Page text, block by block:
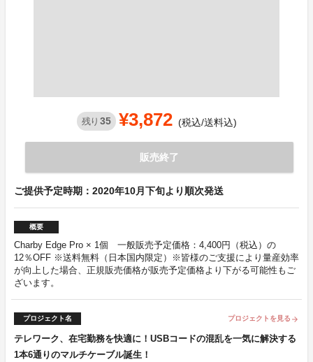
残り 35 ¥3,872 (税込/送料込)
販売終了
ご提供予定時期：2020年10月下旬より順次発送
概要
Charby Edge Pro × 1個 一般販売予定価格：4,400円（税込）の
12％OFF ※送料無料（日本国内限定）※皆様のご支援により量産効率
が向上した場合、正規販売価格が販売予定価格より下がる可能性もご
ざいます。
プロジェクト名 プロジェクトを見る arrow_forward
テレワーク、在宅勤務を快適に！USBコードの混乱を一気に解決する
1本6通りのマルチケーブル誕生！